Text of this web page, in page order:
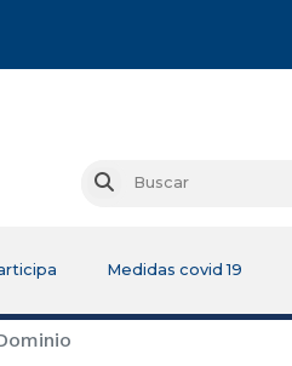
Buscar
Medidas covid 19